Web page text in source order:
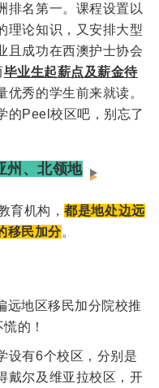
排名第一。课程设置以
理论知识，又安排大型
且成功在西澳护士协会
毕业生起薪点及薪金待
优秀的学生前来就读。
的Peel校区吧，别忘了
州、北领地
育机构，都是地处边远
移民加分。
设有6个校区，分别是
戴尔及维亚拉校区，开